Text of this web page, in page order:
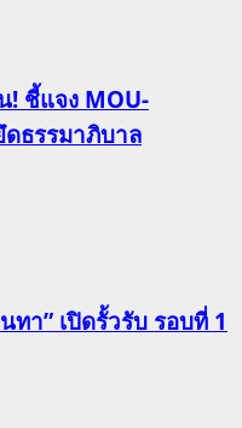
! ชี้แจง MOU-
ธรรมาภิบาล
า” เปิดรั้วรับ รอบที่ 1